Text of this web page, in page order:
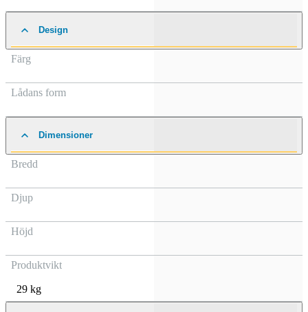
Design
Färg
Lådans form
Dimensioner
Bredd
Djup
Höjd
Produktvikt
29 kg